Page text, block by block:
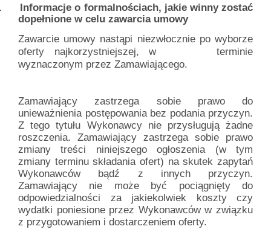
Informacje o formalnościach, jakie winny zostać
dopełnione w celu zawarcia umowy
Zawarcie umowy nastąpi niezwłocznie po wyborze
oferty najkorzystniejszej, w
terminie
wyznaczonym przez Zamawiającego.
Zamawiający zastrzega sobie prawo do
unieważnienia postępowania bez podania przyczyn.
Z tego tytułu Wykonawcy nie przysługują żadne
roszczenia. Zamawiający zastrzega sobie prawo
zmiany treści niniejszego ogłoszenia (w tym
zmiany terminu składania ofert) na skutek zapytań
Wykonawców bądź z innych przyczyn.
Zamawiający nie może być pociągnięty do
odpowiedzialności za jakiekolwiek koszty czy
wydatki poniesione przez Wykonawców w związku
z przygotowaniem i dostarczeniem oferty.